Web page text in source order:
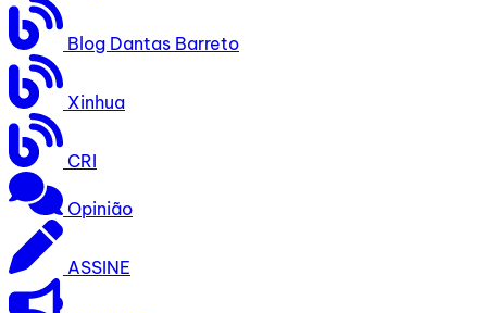
Blog Dantas Barreto
Xinhua
CRI
Opinião
ASSINE